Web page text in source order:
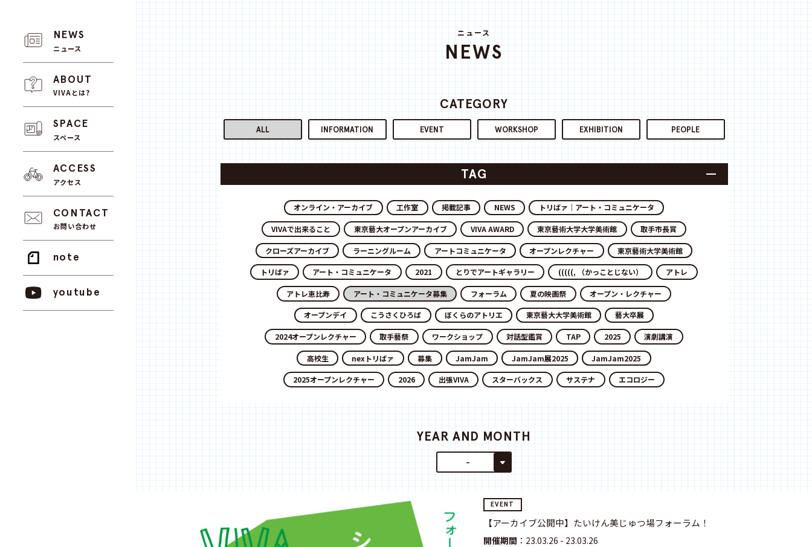
NEWS
ニュース
ABOUT
VIVAとは?
SPACE
スペース
ACCESS
アクセス
CONTACT
お問い合わせ
note
youtube
ニュース
NEWS
CATEGORY
ALL INFORMATION EVENT WORKSHOP EXHIBITION PEOPLE
TAG
オンライン・アーカイブ 工作室 掲載記事 NEWS トリばァ｜アート・コミュニケータ
VIVAで出来ること 東京藝大オープンアーカイブ VIVA AWARD 東京藝術大学大学美術館 取手市長賞
クローズアーカイブ ラーニングルーム アートコミュニケータ オープンレクチャー 東京藝術大学美術館
トリばァ アート・コミュニケータ 2021 とりでアートギャラリー (((((, （かっことじない） アトレ
アトレ恵比寿 アート・コミュニケータ募集 フォーラム 夏の映画祭 オープン・レクチャー
オープンデイ こうさくひろば ぼくらのアトリエ 東京藝大大学美術館 藝大卒展
2024オープンレクチャー 取手藝祭 ワークショップ 対話型鑑賞 TAP 2025 演劇講演
高校生 nexトリばァ 募集 JamJam JamJam展2025 JamJam2025
2025オープンレクチャー 2026 出張VIVA スターバックス サステナ エコロジー
YEAR AND MONTH
-
EVENT
【アーカイブ公開中】たいけん美じゅつ場フォーラム！
開催期間 ：23.03.26 - 23.03.26